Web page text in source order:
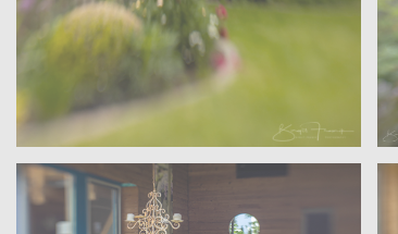
Offene Gärten – Wohngarten
Sanders – Velen